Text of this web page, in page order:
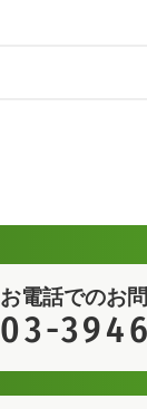
お電話でのお
03-